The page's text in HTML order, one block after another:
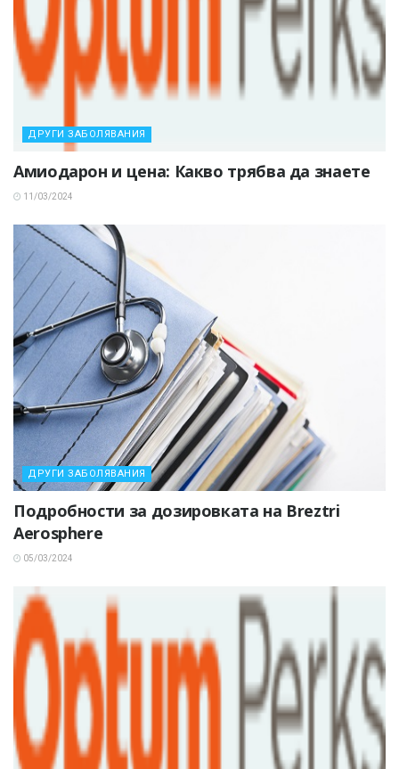
ДРУГИ ЗАБОЛЯВАНИЯ
Амиодарон и цена: Какво трябва да знаете
11/03/2024
ДРУГИ ЗАБОЛЯВАНИЯ
Подробности за дозировката на Breztri
Aerosphere
05/03/2024